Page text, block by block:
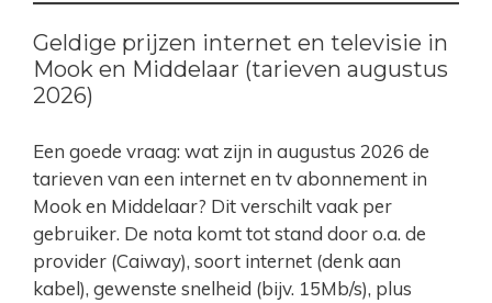
Geldige prijzen internet en televisie in
Mook en Middelaar (tarieven augustus
2026)
Een goede vraag: wat zijn in augustus 2026 de
tarieven van een internet en tv abonnement in
Mook en Middelaar? Dit verschilt vaak per
gebruiker. De nota komt tot stand door o.a. de
provider (Caiway), soort internet (denk aan
kabel), gewenste snelheid (bijv. 15Mb/s), plus